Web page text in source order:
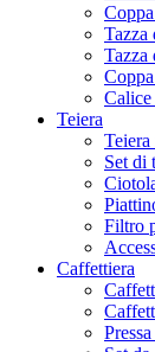
Tazza
Tazza
Teiera
Set di
Filtro
Caffettiera